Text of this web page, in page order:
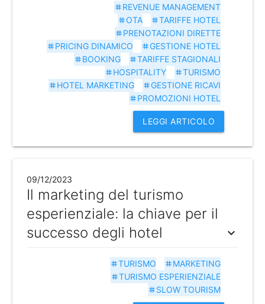
tag REVENUE MANAGEMENT
tagTARIFFE HOTEL
tag OTA
tag PRENOTAZIONI DIRETTE
tag GESTIONE HOTEL
tag PRICING DINAMICO
tagTARIFFE STAGIONALI
tag BOOKING
tagTURISMO
tag HOSPITALITY
tag GESTIONE RICAVI
tag HOTEL MARKETING
tag PROMOZIONI HOTEL
LEGGI ARTICOLO
09/12/2023
Il marketing del turismo
esperienziale: la chiave per il
successo degli hotel
expand_more
tag MARKETING
tagTURISMO
tagTURISMO ESPERIENZIALE
tag SLOW TOURISM